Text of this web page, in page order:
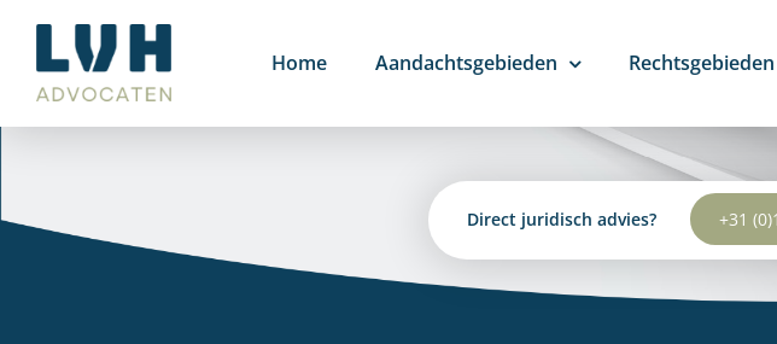
inhoud
Direct juridisch advies? +31
Home Aandachtsgebieden Rechtsgebieden